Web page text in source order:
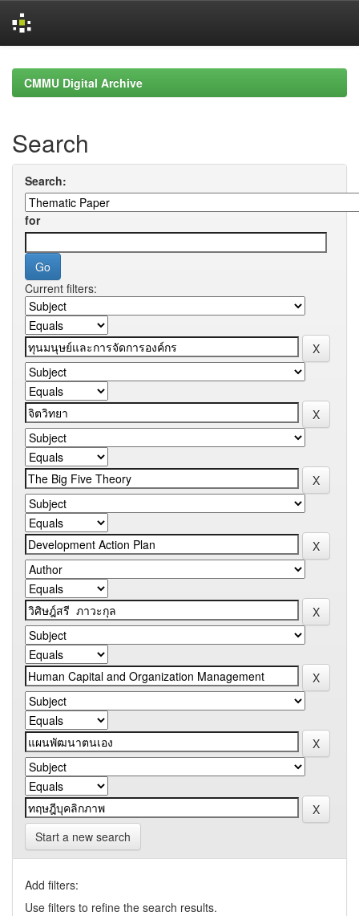
navigationCMMU Digital Archive
Search
Search:
for
Current filters:
Start a new search
Add filters:
Use filters to refine the search results.